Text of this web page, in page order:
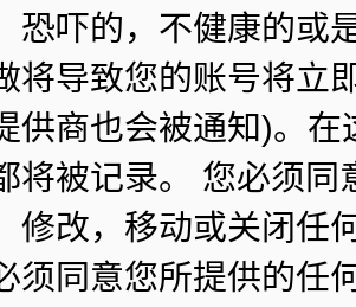
恐吓的，不健康的或
将导致您的账号将立
供商也会被通知)。
将被记录。 您必须
修改，移动或关闭任
须同意您所提供的任